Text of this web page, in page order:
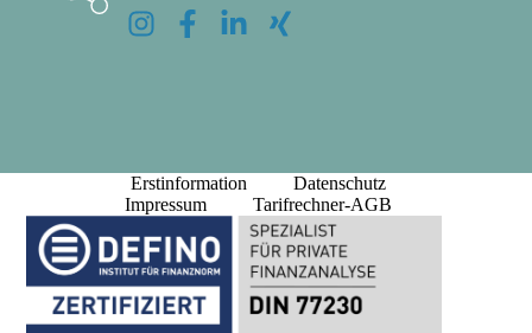
Erstinformation
Datenschutz
Impressum
Tarifrechner-AGB